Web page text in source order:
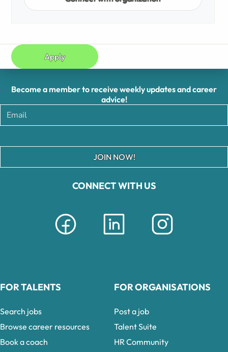
Apply
CONNECT WITH US
Become a member to receive weekly updates and career
advice!
JOIN NOW!
FOR TALENTS
Search jobs
Browse career resources
Book a coach
FOR ORGANISATIONS
Post a job
Talent Suite
HR Community